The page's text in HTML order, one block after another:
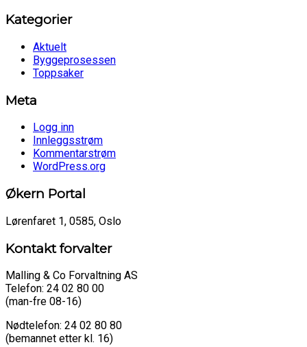
Kategorier
Aktuelt
Byggeprosessen
Toppsaker
Meta
Logg inn
Innleggsstrøm
Kommentarstrøm
WordPress.org
Økern Portal
Lørenfaret 1, 0585, Oslo
Kontakt forvalter
Malling & Co Forvaltning AS
Telefon: 24 02 80 00
(man-fre 08-16)
Nødtelefon: 24 02 80 80
(bemannet etter kl. 16)